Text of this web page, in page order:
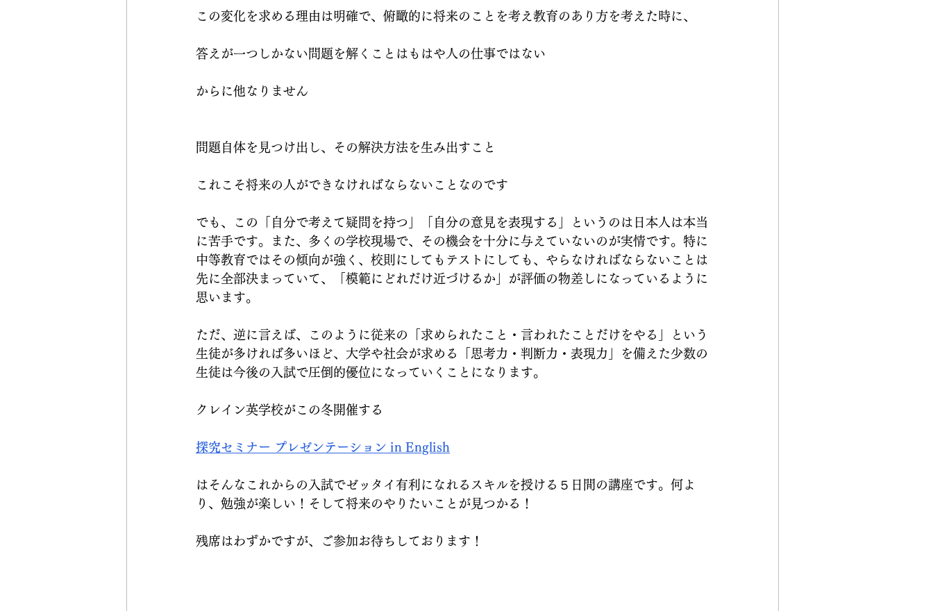
この変化を求める理由は明確で、俯瞰的に将来のことを考え教育のあり方を考えた時に、
答えが一つしかない問題を解くことはもはや人の仕事ではない
からに他なりません
問題自体を見つけ出し、その解決方法を生み出すこと
これこそ将来の人ができなければならないことなのです
でも、この「自分で考えて疑問を持つ」「自分の意見を表現する」というのは日本人は本当
に苦手です。また、多くの学校現場で、その機会を十分に与えていないのが実情です。特に
中等教育ではその傾向が強く、校則にしてもテストにしても、やらなければならないことは
先に全部決まっていて、「模範にどれだけ近づけるか」が評価の物差しになっているように
思います。
ただ、逆に言えば、このように従来の「求められたこと・言われたことだけをやる」という
生徒が多ければ多いほど、大学や社会が求める「思考力・判断力・表現力」を備えた少数の
生徒は今後の入試で圧倒的優位になっていくことになります。
クレイン英学校がこの冬開催する
探究セミナー プレゼンテーション in English
はそんなこれからの入試でゼッタイ有利になれるスキルを授ける５日間の講座です。何よ
り、勉強が楽しい！そして将来のやりたいことが見つかる！
残席はわずかですが、ご参加お待ちしております！